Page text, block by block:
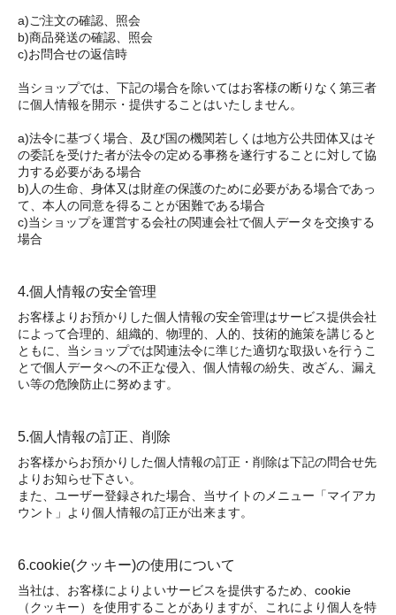
a)ご注文の確認、照会
b)商品発送の確認、照会
c)お問合せの返信時
当ショップでは、下記の場合を除いてはお客様の断りなく第三者
に個人情報を開示・提供することはいたしません。
a)法令に基づく場合、及び国の機関若しくは地方公共団体又はそ
の委託を受けた者が法令の定める事務を遂行することに対して協
力する必要がある場合
b)人の生命、身体又は財産の保護のために必要がある場合であっ
て、本人の同意を得ることが困難である場合
c)当ショップを運営する会社の関連会社で個人データを交換する
場合
4.個人情報の安全管理
お客様よりお預かりした個人情報の安全管理はサービス提供会社
によって合理的、組織的、物理的、人的、技術的施策を講じると
ともに、当ショップでは関連法令に準じた適切な取扱いを行うこ
とで個人データへの不正な侵入、個人情報の紛失、改ざん、漏え
い等の危険防止に努めます。
5.個人情報の訂正、削除
お客様からお預かりした個人情報の訂正・削除は下記の問合せ先
よりお知らせ下さい。
また、ユーザー登録された場合、当サイトのメニュー「マイアカ
ウント」より個人情報の訂正が出来ます。
6.cookie(クッキー)の使用について
当社は、お客様によりよいサービスを提供するため、cookie
（クッキー）を使用することがありますが、これにより個人を特